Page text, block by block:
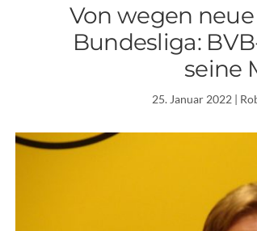
Von wegen
Bundesliga:
seine
25. Januar 2022 |